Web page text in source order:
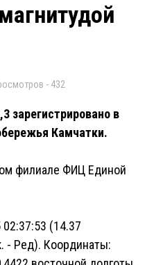
- 432
зарегистрировано в
Камчатки.
филиале ФИЦ Единой
(14.37
- Ред). Координаты: